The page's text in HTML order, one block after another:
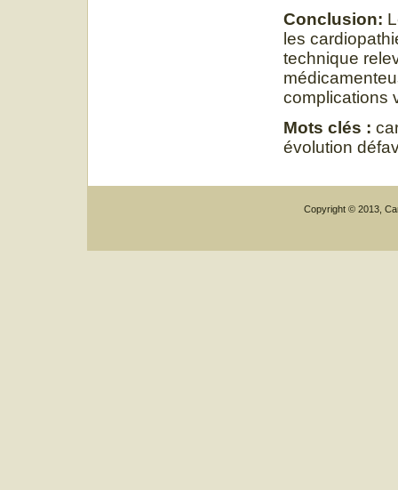
Conclusion:
les
technique
complications
Mots clés :
évolution
Copyright © 2013,